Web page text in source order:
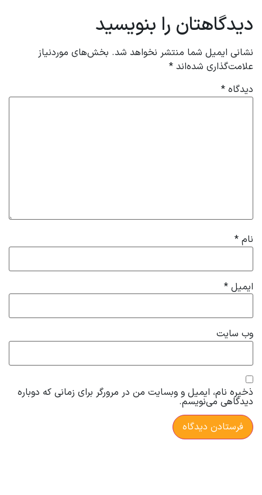
دیدگاهتان را بنویسید
نشانی ایمیل شما منتشر نخواهد شد. بخش‌های موردنیاز
علامت‌گذاری شده‌اند *
دیدگاه *
نام *
ایمیل *
وب‌ سایت
ذخیره نام، ایمیل و وبسایت من در مرورگر برای زمانی که دوباره
دیدگاهی می‌نویسم.